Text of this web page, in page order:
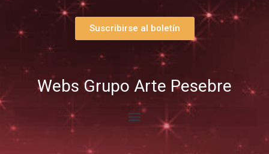
Suscribirse al boletín
Webs Grupo Arte Pesebre